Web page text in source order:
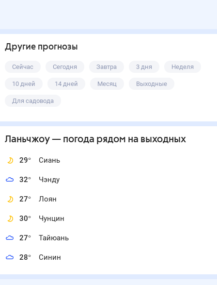
Другие прогнозы
Сейчас Сегодня Завтра 3 дня Неделя
10 дней 14 дней Месяц Выходные
Для садовода
Ланьчжоу— погода рядом на выходных
29° Сиань
32° Чэнду
27° Лоян
30° Чунцин
27° Тайюань
28° Синин